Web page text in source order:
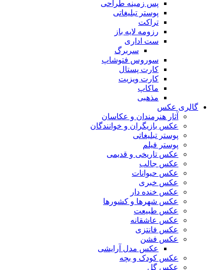
پس زمینه طراحی
پوستر تبلیغاتی
تراکت
رزومه لایه باز
ست اداری
سربرگ
سوروس فتوشاپ
کارت پستال
کارت ویزیت
ماکاپ
مذهبی
گالری عکس
آثار هنرمندان و عکاسان
عکس بازیگران و خوانندگان
پوستر تبلیغاتی
پوستر فیلم
عکس تاریخی و قدیمی
عکس جالب
عکس حیوانات
عکس خبری
عکس خنده دار
عکس شهرها و کشورها
عکس طبیعت
عکس عاشقانه
عکس فانتزی
عکس فشن
عکس مدل آرایشی
عکس کودک و بچه
عکس گل